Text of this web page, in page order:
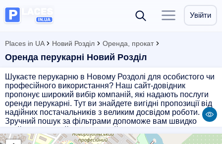
Увійти
Places in UA Новий Розділ Оренда, прокат
Оренда перукарні Новий Розділ
Шукаєте перукарню в Новому Роздолі для особистого чи
професійного використання? Наш сайт-довідник
пропонує широкий вибір компаній, які надають послуги
оренди перукарні. Тут ви знайдете вигідні пропозиції від
надійних постачальників з великим досвідом роботи.
Зручний пошук за фільтрами допоможе вам швидко
потребам. Звертайтеся до нас, щоб знайти найкращу